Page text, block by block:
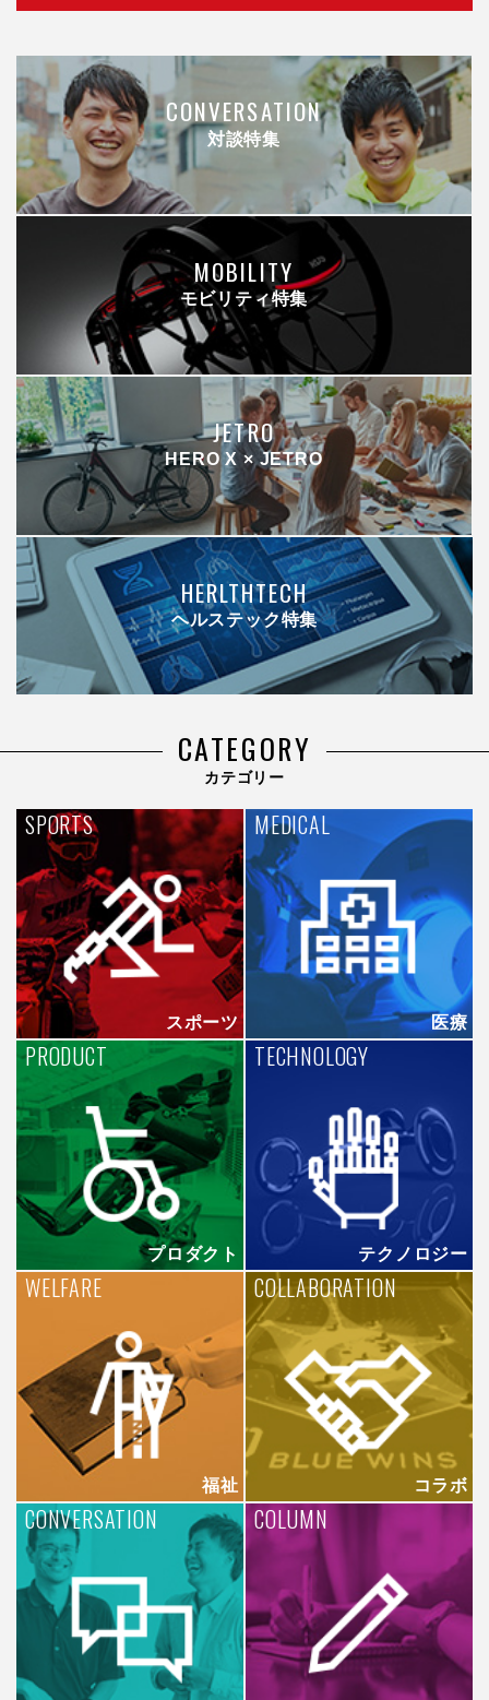
CONVERSATION
対談特集
MOBILITY
モビリティ特集
JETRO
HERO X × JETRO
HERLTHTECH
ヘルステック特集
CATEGORY
カテゴリー
スポーツ
SPORTS
医療
MEDICAL
プロダクト
PRODUCT
テクノロジー
TECHNOLOGY
福祉
WELFARE
コラボ
COLLABORATION
CONVERSATION COLUMN